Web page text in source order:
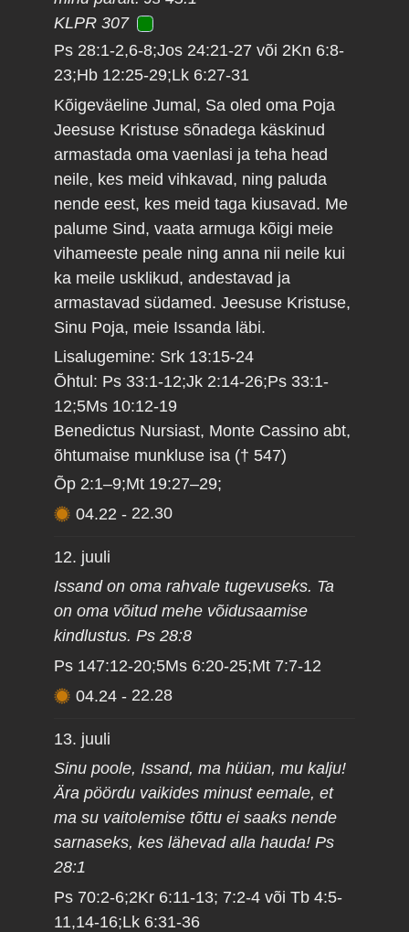
KLPR 307
Ps 28:1-2,6-8;Jos 24:21-27 või 2Kn 6:8-
23;Hb 12:25-29;Lk 6:27-31
Kõigeväeline Jumal, Sa oled oma Poja
Jeesuse Kristuse sõnadega käskinud
armastada oma vaenlasi ja teha head
neile, kes meid vihkavad, ning paluda
nende eest, kes meid taga kiusavad. Me
palume Sind, vaata armuga kõigi meie
vihameeste peale ning anna nii neile kui
ka meile usklikud, andestavad ja
armastavad südamed. Jeesuse Kristuse,
Sinu Poja, meie Issanda läbi.
Lisalugemine: Srk 13:15-24
Õhtul: Ps 33:1-12;Jk 2:14-26;Ps 33:1-
12;5Ms 10:12-19
Benedictus Nursiast, Monte Cassino abt,
õhtumaise munkluse isa († 547)
Õp 2:1–9;Mt 19:27–29;
04.22 - 22.30
12. juuli
Issand on oma rahvale tugevuseks. Ta
on oma võitud mehe võidusaamise
kindlustus. Ps 28:8
Ps 147:12-20;5Ms 6:20-25;Mt 7:7-12
04.24 - 22.28
13. juuli
Sinu poole, Issand, ma hüüan, mu kalju!
Ära pöördu vaikides minust eemale, et
ma su vaitolemise tõttu ei saaks nende
sarnaseks, kes lähevad alla hauda! Ps
28:1
Ps 70:2-6;2Kr 6:11-13; 7:2-4 või Tb 4:5-
11,14-16;Lk 6:31-36